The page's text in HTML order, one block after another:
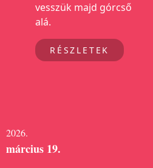
vesszük majd górcső
alá.
RÉSZLETEK
2026.
március 19.